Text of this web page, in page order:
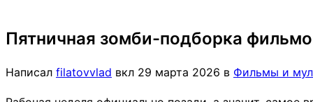
Пятничная зомби-подборка
Написал filatovvlad вкл 29 марта 2026 в Фильмы и